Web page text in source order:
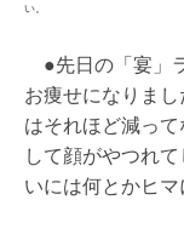
い。
●先日の「宴」
お痩せになりま
はそれほど減っ
して顔がやつれ
いには何とかヒマ